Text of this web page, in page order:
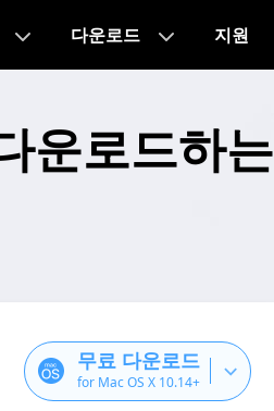
다운로드 지원
운로드하는
무료 다운로드
for Mac OS X 10.14+